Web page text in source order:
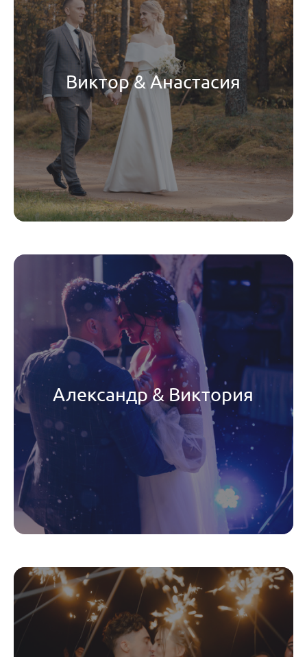
Виктор & Анастасия
Александр & Виктория